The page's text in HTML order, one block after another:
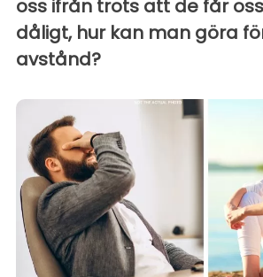
oss ifrån trots att de får
dåligt, hur kan man göra
avstånd?